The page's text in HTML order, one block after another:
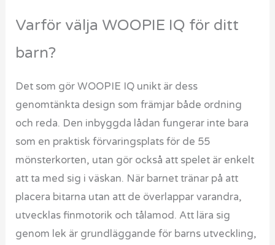
Varför välja WOOPIE IQ för ditt
barn?
Det som gör WOOPIE IQ unikt är dess
genomtänkta design som främjar både ordning
och reda. Den inbyggda lådan fungerar inte bara
som en praktisk förvaringsplats för de 55
mönsterkorten, utan gör också att spelet är enkelt
att ta med sig i väskan. När barnet tränar på att
placera bitarna utan att de överlappar varandra,
utvecklas finmotorik och tålamod. Att lära sig
genom lek är grundläggande för barns utveckling,